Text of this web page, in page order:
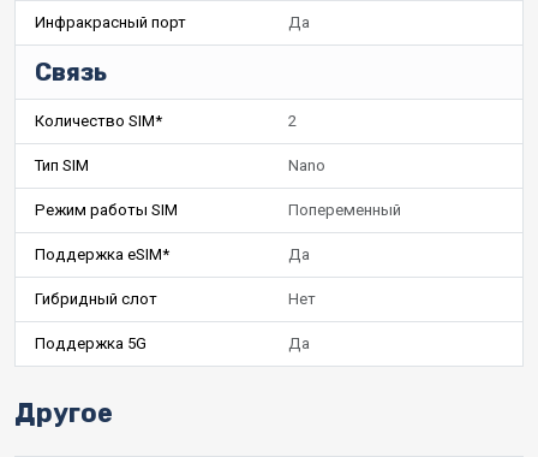
Инфракрасный порт Да
Связь
Количество SIM* 2
Тип SIM Nano
Режим работы SIM Попеременный
Поддержка eSIM* Да
Гибридный слот Нет
Поддержка 5G Да
Другое